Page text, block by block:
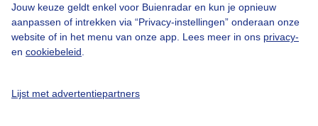
Jouw keuze geldt enkel voor Buienradar en kun je opnieuw
aanpassen of intrekken via “Privacy-instellingen” onderaan onze
website of in het menu van onze app. Lees meer in ons privacy-
en cookiebeleid
Lijst met advertentiepartners
Cookie beleid
Privacy instellingen
Gratis weerdata
@BuienradarNL